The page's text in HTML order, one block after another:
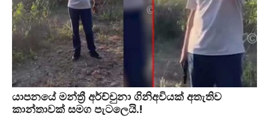
යාපනයේ මන්ත්‍රී අර්ච්චුනා ගිනිඅවියක් අතැතිව
කාන්තාවක් සමග පැටලෙයි.!